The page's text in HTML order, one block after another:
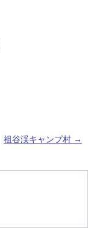
祖谷渓キャンプ村 →